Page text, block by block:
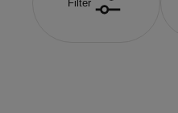
Filter